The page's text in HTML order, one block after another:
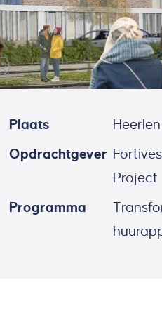
Plaats
Heerlen
Opdrachtgever
Project
Programma